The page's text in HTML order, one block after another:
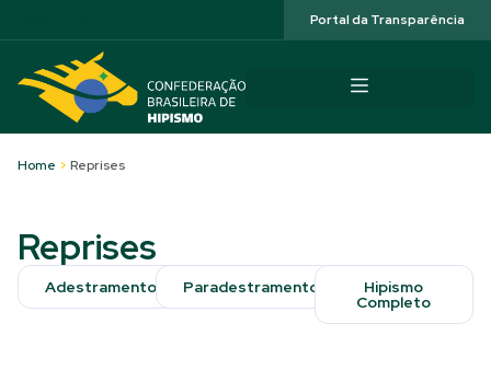
Portal da Transparência
Home > Reprises
Reprises
Adestramento Paradestramento Hipismo
Completo